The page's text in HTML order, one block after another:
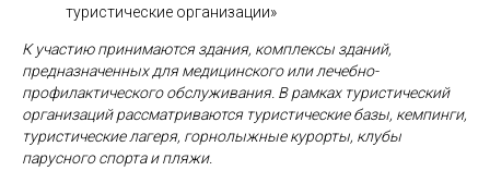
туристические организации»
К участию принимаются здания, комплексы зданий,
предназначенных для медицинского или лечебно-
профилактического обслуживания. В рамках туристический
организаций рассматриваются туристические базы, кемпинги,
туристические лагеря, горнолыжные курорты, клубы
парусного спорта и пляжи.